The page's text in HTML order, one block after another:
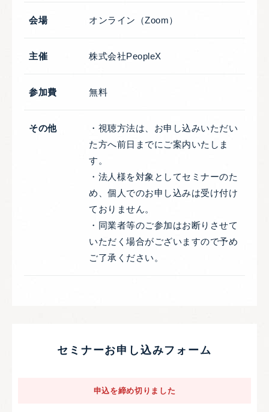
会場 オンライン（Zoom）
主催 株式会社PeopleX
参加費 無料
その他
・視聴方法は、お申し込みいただい
た方へ前日までにご案内いたしま
す。
・法人様を対象としてセミナーのた
め、個人でのお申し込みは受け付け
ておりません。
・同業者等のご参加はお断りさせて
いただく場合がございますので予め
ご了承ください。
セミナーお申し込みフォーム
申込を締め切りました